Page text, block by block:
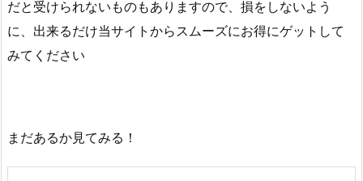
だと受けられないものもありますので、損をしないよう
に、出来るだけ当サイトからスムーズにお得にゲットして
みてください
まだあるか見てみる！